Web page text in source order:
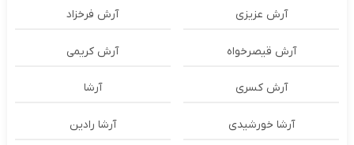
آرش عزیزی آرش فرخزاد
آرش قیصرخواه آرش کریمی
آرش کسری آرشا
آرشا خورشیدی آرشا رادین